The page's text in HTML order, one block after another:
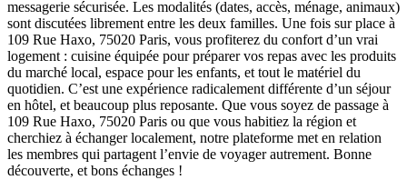
messagerie sécurisée. Les modalités (dates, accès, ménage, animaux)
sont discutées librement entre les deux familles. Une fois sur place à
109 Rue Haxo, 75020 Paris, vous profiterez du confort d’un vrai
logement : cuisine équipée pour préparer vos repas avec les produits
du marché local, espace pour les enfants, et tout le matériel du
quotidien. C’est une expérience radicalement différente d’un séjour
en hôtel, et beaucoup plus reposante. Que vous soyez de passage à
109 Rue Haxo, 75020 Paris ou que vous habitiez la région et
cherchiez à échanger localement, notre plateforme met en relation
les membres qui partagent l’envie de voyager autrement. Bonne
découverte, et bons échanges !